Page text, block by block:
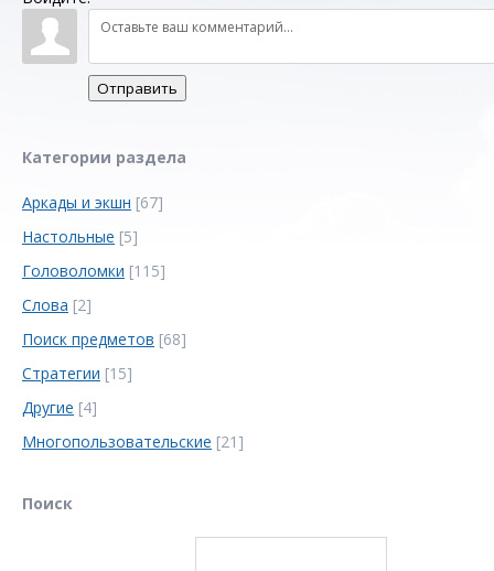
Отправить
Категории раздела
Аркады и экшн [67]
Настольные [5]
Головоломки [115]
Слова [2]
Поиск предметов [68]
Стратегии [15]
Другие [4]
Многопользовательские [21]
Поиск